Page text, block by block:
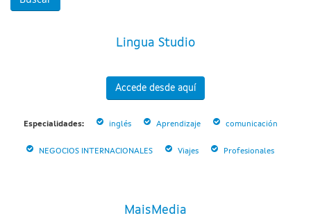
Lingua Studio
Accede desde aquí
Especialidades: inglés Aprendizaje comunicación
NEGOCIOS INTERNACIONALES Viajes Profesionales
MaisMedia